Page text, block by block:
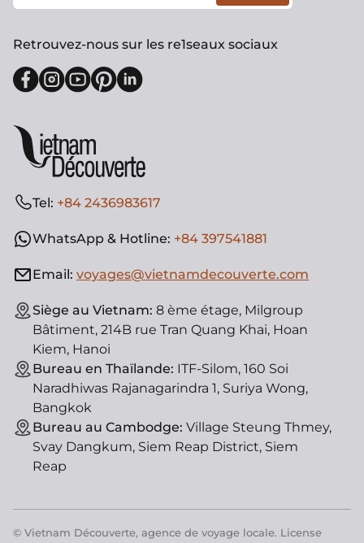
Tel: +84 2436983617
WhatsApp & Hotline: +84 397541881
Email: voyages@vietnamdecouverte.com
Siège au Vietnam: 8 ème étage, Milgroup
Bâtiment, 214B rue Tran Quang Khai, Hoan
Kiem, Hanoi
Bureau en Thaïlande: ITF-Silom, 160 Soi
Naradhiwas Rajanagarindra 1, Suriya Wong,
Bangkok
Bureau au Cambodge: Village Steung Thmey,
Svay Dangkum, Siem Reap District, Siem
Reap
Retrouvez-nous sur les re1seaux sociaux
© Vietnam Découverte, agence de voyage locale. License